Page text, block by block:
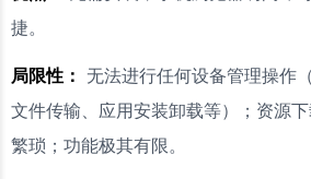
捷。
局限性： 无法进行任何设备管理操作
文件传输、应用安装卸载等）；资源
繁琐；功能极其有限。